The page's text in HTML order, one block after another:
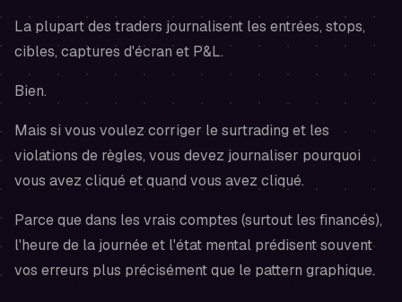
La plupart des traders journalisent les entrées, stops,
cibles, captures d'écran et P&L.
Bien.
Mais si vous voulez corriger le surtrading et les
violations de règles, vous devez journaliser pourquoi
vous avez cliquéetquand vous avez cliqué.
Parce que dans les vrais comptes (surtout les financés),
l'heure de la journée et l'état mental prédisent souvent
vos erreurs plus précisément que le pattern graphique.